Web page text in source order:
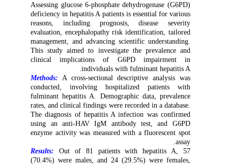
Assessing glucose 6-phosphate dehydrogenase (G6PD)
deficiency in hepatitis A patients is essential for various
reasons, including prognosis, disease severity
evaluation, encephalopathy risk identification, tailored
management, and advancing scientific understanding.
This study aimed to investigate the prevalence and
clinical implications of G6PD impairment in
individuals with fulminant hepatitis A.
Methods:A cross-sectional descriptive analysis was
conducted, involving hospitalized patients with
fulminant hepatitis A. Demographic data, prevalence
rates, and clinical findings were recorded in a database.
The diagnosis of hepatitis A infection was confirmed
using an anti-HAV IgM antibody test, and G6PD
enzyme activity was measured with a fluorescent spot
assay.
Results:Out of 81 patients with hepatitis A, 57
(70.4%) were males, and 24 (29.5%) were females,